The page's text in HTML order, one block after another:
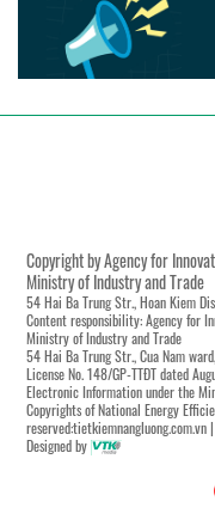
Copyright by Agency for
Ministry of Industry and Trade
54 Hai Ba Trung Str., Hoan Kiem
Content responsibility: Agency for
Ministry of Industry and Trade
54 Hai Ba Trung Str., Cua Nam
License No. 148/GP-TTĐT dated
Electronic Information under the
Copyrights of National Energy
reserved:tietkiemnangluong.com.vn
Designed by